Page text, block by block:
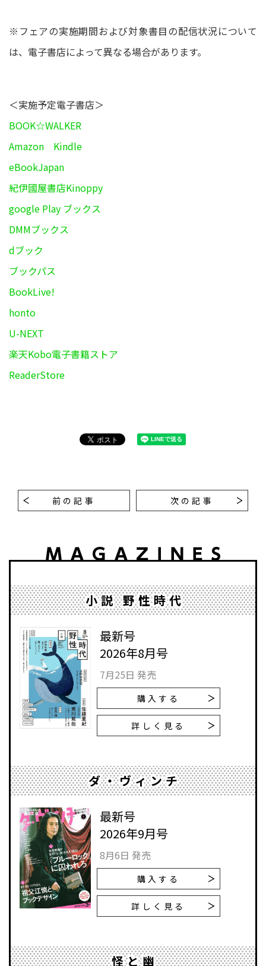
※フェアの実施期間および対象書目の配信状況について
は、電子書店によって異なる場合があります。
＜実施予定電子書店＞
BOOK☆WALKER
Amazon Kindle
eBookJapan
紀伊國屋書店Kinoppy
google Play ブックス
DMMブックス
dブック
ブックパス
BookLive!
honto
U-NEXT
楽天Kobo電子書籍ストア
ReaderStore
前の記事 次の記事
小説 野性時代
最新号
2026年8月号
7月25日 発売
購入する
詳しく見る
ダ・ヴィンチ
最新号
2026年9月号
8月6日 発売
購入する
詳しく見る
怪と幽